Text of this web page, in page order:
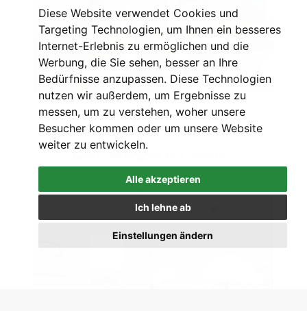
Diese Website verwendet Cookies und
Targeting Technologien, um Ihnen ein besseres
Internet-Erlebnis zu ermöglichen und die
Werbung, die Sie sehen, besser an Ihre
Bedürfnisse anzupassen. Diese Technologien
nutzen wir außerdem, um Ergebnisse zu
messen, um zu verstehen, woher unsere
Besucher kommen oder um unsere Website
weiter zu entwickeln.
Alle akzeptieren
Ich lehne ab
Einstellungen ändern
Penthouse Apartment
67 m 2